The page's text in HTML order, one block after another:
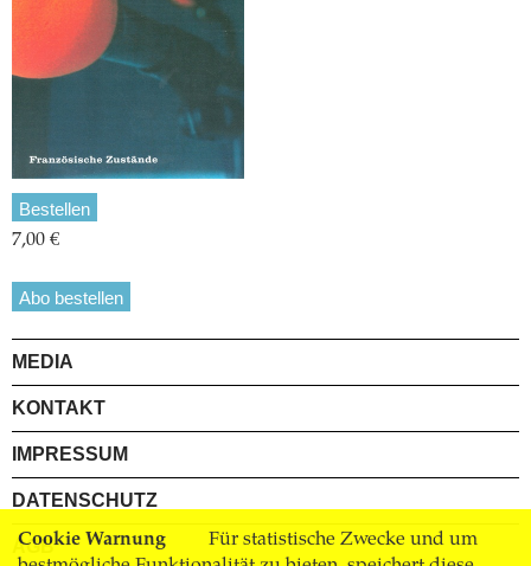
Cookie Warnung
Für statistische Zwecke und um
Bestellen
7,00 €
Abo bestellen
MEDIA
KONTAKT
IMPRESSUM
DATENSCHUTZ
AGB